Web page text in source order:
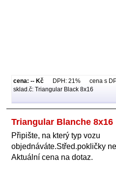
cena: -- Kč DPH: 21% cena s
sklad.č: Triangular Black 8x16
Triangular Blanche 8x16
Připište, na který typ vozu
objednáváte.Střed.pokličky
Aktuální cena na dotaz.